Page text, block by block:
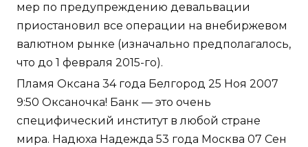
мер по предупреждению девальвации
приостановил все операции на внебиржевом
валютном рынке (изначально предполагалось,
что до 1 февраля 2015-го).
Пламя Оксана 34 года Белгород 25 Ноя 2007
9:50 Оксаночка! Банк — это очень
специфический институт в любой стране
мира. Надюха Надежда 53 года Москва 07 Сен